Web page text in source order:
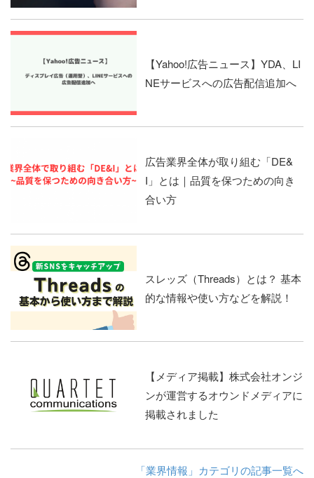
【Yahoo!広告ニュース】YDA、LI
NEサービスへの広告配信追加へ
広告業界全体が取り組む「DE&
I」とは｜品質を保つための向き
合い方
スレッズ（Threads）とは？ 基本
的な情報や使い方などを解説！
【メディア掲載】株式会社オンジ
ンが運営するオウンドメディアに
掲載されました
「業界情報」カテゴリの記事一覧へ